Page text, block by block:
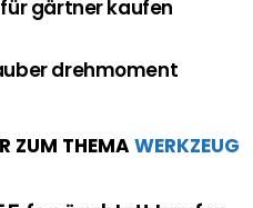
gärtner kaufen
drehmoment
ZUM THEMAWERKZEUG